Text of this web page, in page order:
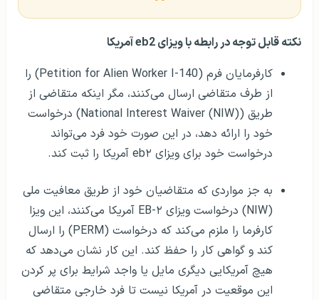
نکته قابل توجه در رابطه با ویزای eb2 آمریکا
کارفرمایان فرم (Petition for Alien Worker I-140) را
از طرف متقاضی ارسال می‌کنند، مگر اینکه متقاضی از
طریق (National Interest Waiver (NIW)) درخواست
خود را ارائه دهد، در این صورت خود فرد می‌تواند
درخواست خود برای ویزای eb۲ آمریکا را ثبت کند.
به جز مواردی که متقاضیان خود از طریق معافیت ملی
(NIW) درخواست ویزای EB-۲ آمریکا می‌کنند، این ویزا
کارفرما را ملزم می‌کند که درخواست (PERM) را ارسال
کند و گواهی کار را حفظ کند. این کار نشان می‌دهد که
هیچ آمریکایی دیگری مایل یا واجد شرایط برای پر کردن
این موقعیت در آمریکا نیست تا فرد خارجی متقاضی